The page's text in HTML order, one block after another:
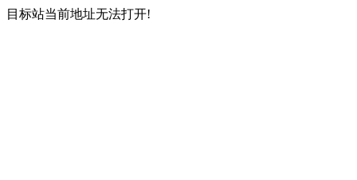
目标站当前地址无法打开!